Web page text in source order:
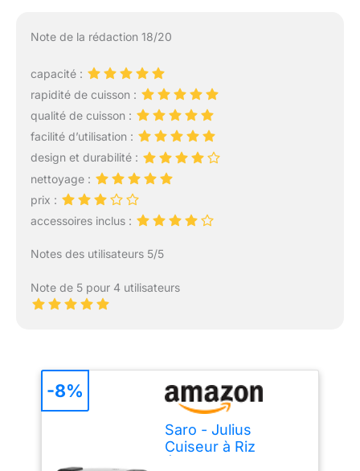
Note de la rédaction 18/20
capacité :
rapidité de cuisson :
qualité de cuisson :
facilité d’utilisation :
design et durabilité :
nettoyage :
prix :
accessoires inclus :
Notes des utilisateurs 5/5
Note de 5 pour 4 utilisateurs
Saro - Julius
Cuiseur à Riz
-8%